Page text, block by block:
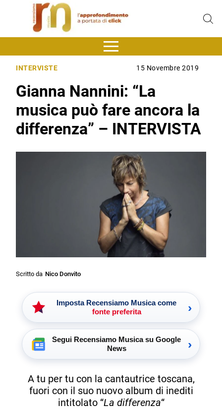
INTERVISTE 15 Novembre 2019
Gianna Nannini: “La
musica può fare ancora la
differenza” – INTERVISTA
Scritto da Nico Donvito
Imposta Recensiamo Musica come
fonte preferita
›
Segui Recensiamo Musica su Google
News
›
A tu per tu con la cantautrice toscana,
fuori con il suo nuovo album di inediti
intitolato “La differenza“